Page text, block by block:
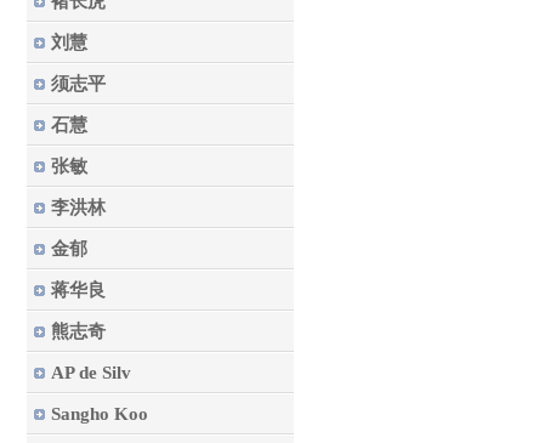
刘慧
须志平
石慧
张敏
李洪林
金郁
蒋华良
熊志奇
AP de Silv
Sangho Koo